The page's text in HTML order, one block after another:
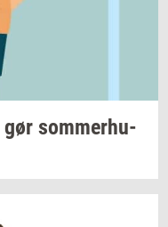
gør som­mer­hu­